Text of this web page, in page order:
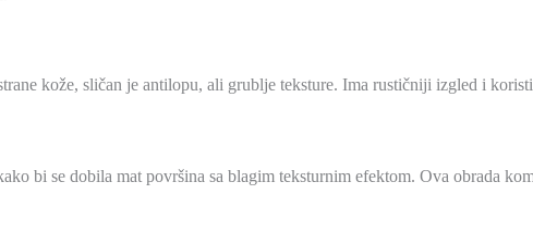
kože, sličan je antilopu, ali grublje teksture. Ima rustičniji izgled i
bi se dobila mat površina sa blagim teksturnim efektom. Ova obrada